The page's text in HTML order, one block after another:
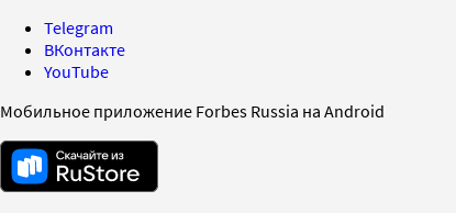
Telegram
ВКонтакте
YouTube
Мобильное приложение Forbes Russia на Android